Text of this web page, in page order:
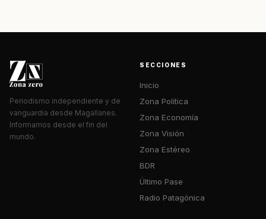
Periodismo independiente y de
vanguardia desde Magallanes.
Informamos desde el fin del
mundo.
SECCIONES
Inicio
Zona Política
Zona Economía
Zona Visión
Zona Estéreo
BDR
Último Pase
Radio Patagónica